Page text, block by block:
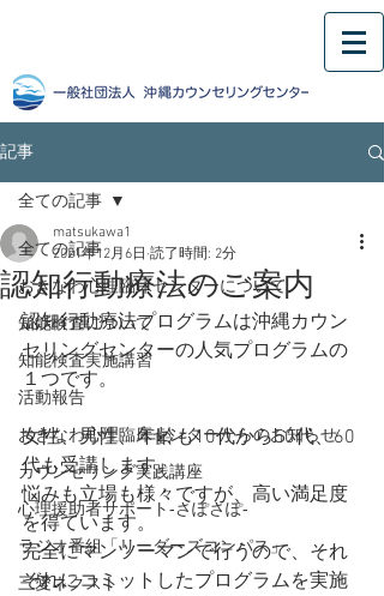
記事
全ての記事
おきなわ心理臨床センターについて
知能検査について
知能検査実施講習
活動報告
おきなわ心理臨床センターからのお知らせ
カウンセリング実践講座
心理援助者サポート‐さぽさぽ‐
ラジオ番組「リーダーズコンパス」
三愛ネクスト
全ての記事
認知行動療法のご案内
matsukawa1
2021年12月6日 読了時間: 2分
認知行動療法プログラムは沖縄カウン
セリングセンターの人気プログラムの
１つです。
女性、男性、年齢も10代から50代、60
代も受講します。
悩みも立場も様々ですが、高い満足度
を得ています。
完全にマンツーマンで行うので、それ
ぞれにコミットしたプログラムを実施